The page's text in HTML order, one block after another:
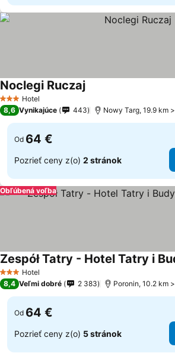
3 Počet hviezdičiek
Hotel
Noclegi RuczajZobraziť ceny
8,6 Vynikajúce 443 Nowy Targ, 19.9 km
Od 64 €
Pozrieť ceny z(o) 2 stránok
Obľúbená voľba
3 Počet hviezdičiek
Hotel
Zobraziť ceny
8,4 Veľmi dobré 2 383 Poronin, 10.2 km
Od 64 €
Pozrieť ceny z(o) 5 stránok